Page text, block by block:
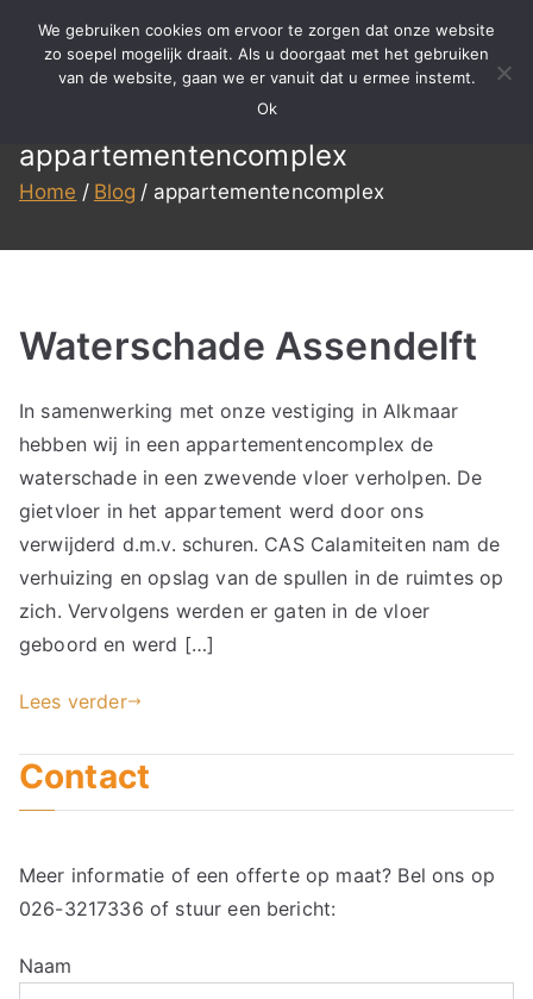
BBS
Reinigen
Meer dan 15 jaar ervaring in
specialistisch reinigen,
appartementencomplex
Home Blog appartementencomplex
Waterschade Assendelft
In samenwerking met onze vestiging in Alkmaar
hebben wij in een appartementencomplex de
waterschade in een zwevende vloer verholpen. De
gietvloer in het appartement werd door ons
verwijderd d.m.v. schuren. CAS Calamiteiten nam de
verhuizing en opslag van de spullen in de ruimtes op
zich. Vervolgens werden er gaten in de vloer
geboord en werd […]
Lees verder
Contact
Meer informatie of een offerte op maat? Bel ons op
026-3217336 of stuur een bericht:
Naam
We gebruiken cookies om ervoor te zorgen dat onze website
zo soepel mogelijk draait. Als u doorgaat met het gebruiken
van de website, gaan we er vanuit dat u ermee instemt.
Ok